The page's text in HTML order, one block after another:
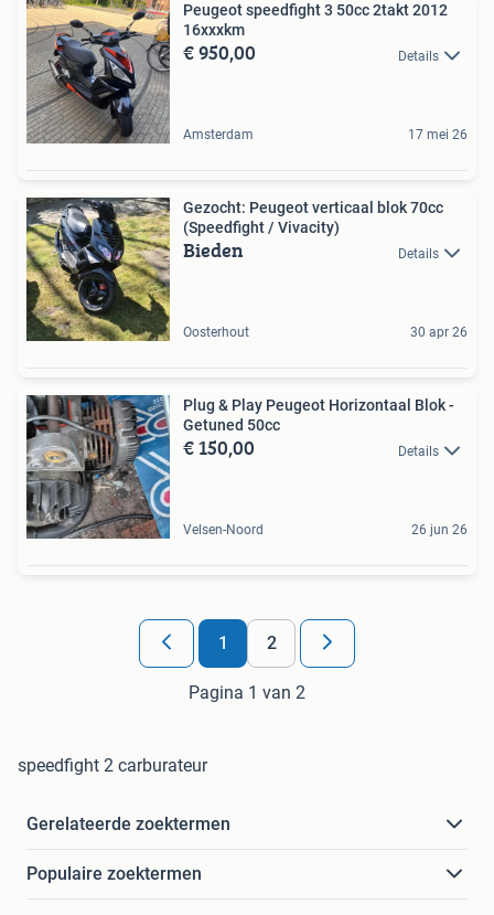
Peugeot speedfight 3 50cc 2takt 2012
16xxxkm
€ 950,00 Details
Amsterdam 17 mei 26
Gezocht: Peugeot verticaal blok 70cc
(Speedfight / Vivacity)
Bieden Details
Oosterhout 30 apr 26
Plug & Play Peugeot Horizontaal Blok -
Getuned 50cc
€ 150,00 Details
Velsen-Noord 26 jun 26
1 2
Pagina 1 van 2
speedfight 2 carburateur
Gerelateerde zoektermen
Populaire zoektermen